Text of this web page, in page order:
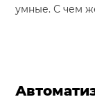
умные. С чем